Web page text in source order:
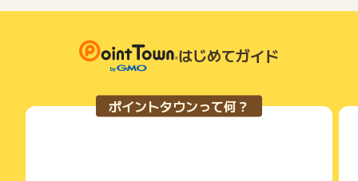
得無効」となる可能性があります。
・同一端末や同一世帯で、繰り返し利用不可のサービス・お買
い物を複数回ご利用された場合
て一度でも同サービス・お買い物を利用されたことがある場合
ご利用前には、Cookieの削除をおこなっていただくことを推奨
商品の交換や一部でもキャンセルされた場合、ポイントが無効
になる可能性もございます。
各サービス・お買い物の獲得ポイントや獲得条件、キャンペー
れた時点の条件が適用されます。
条件を達成しているかどうかは各広告主ではなく、代理店が行
はじめてガイド
ポイントタウンって何？